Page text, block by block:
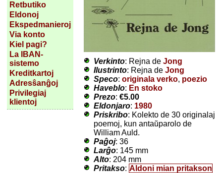
Retbutiko
Eldonoj
Ekspedmanieroj
Via konto
Kiel pagi?
La IBAN-
sistemo
Kreditkartoj
Adresŝanĝoj
Privilegiaj
klientoj
Verkinto: Rejna de Jong
Ilustrinto: Rejna de Jong
Speco: originala verko, poezio
Haveblo: En stoko
Prezo: €5.00
Eldonjaro: 1980
Priskribo: Kolekto de 30 originalaj
poemoj, kun antaŭparolo de
William Auld.
Paĝoj: 36
Larĝo: 145 mm
Alto: 204 mm
Pritakso: Aldoni mian pritakson